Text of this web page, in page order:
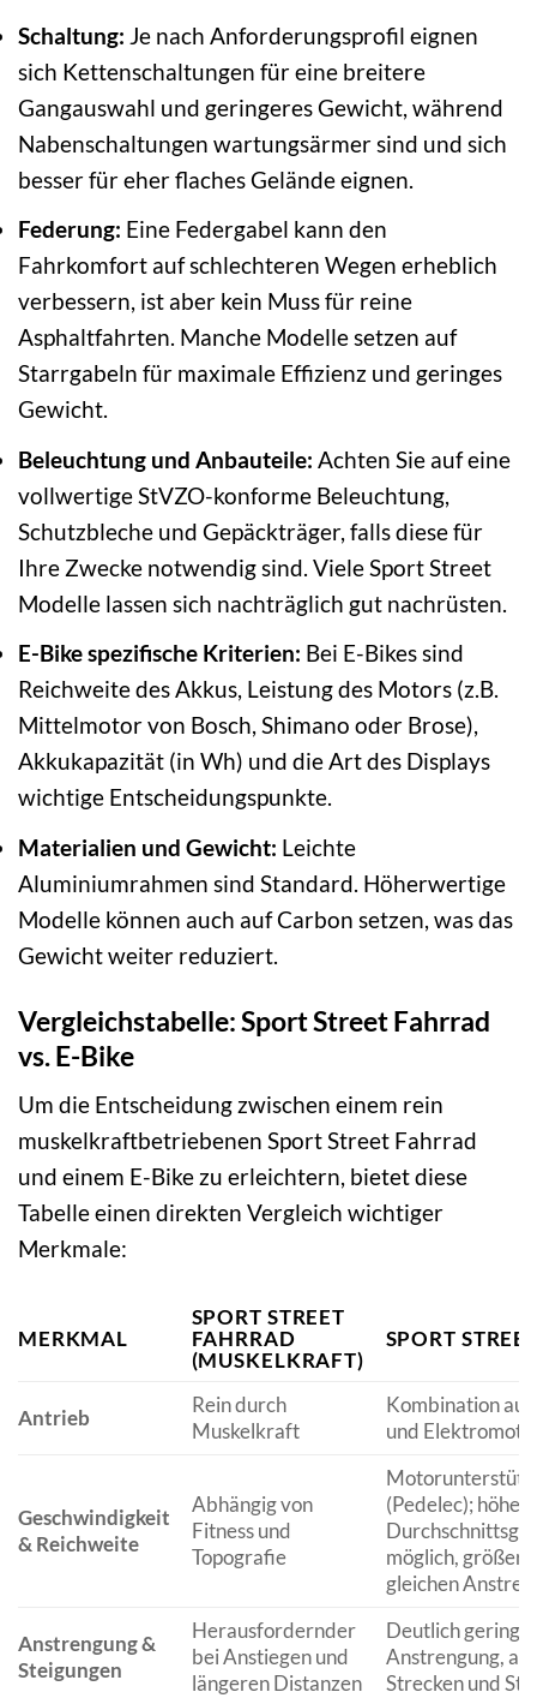
Schaltung: Je nach Anforderungsprofil eignen
sich Kettenschaltungen für eine breitere
Gangauswahl und geringeres Gewicht, während
Nabenschaltungen wartungsärmer sind und sich
besser für eher flaches Gelände eignen.
Federung: Eine Federgabel kann den
Fahrkomfort auf schlechteren Wegen erheblich
verbessern, ist aber kein Muss für reine
Asphaltfahrten. Manche Modelle setzen auf
Starrgabeln für maximale Effizienz und geringes
Gewicht.
Beleuchtung und Anbauteile: Achten Sie auf eine
vollwertige StVZO-konforme Beleuchtung,
Schutzbleche und Gepäckträger, falls diese für
Ihre Zwecke notwendig sind. Viele Sport Street
Modelle lassen sich nachträglich gut nachrüsten.
E-Bike spezifische Kriterien: Bei E-Bikes sind
Reichweite des Akkus, Leistung des Motors (z.B.
Mittelmotor von Bosch, Shimano oder Brose),
Akkukapazität (in Wh) und die Art des Displays
wichtige Entscheidungspunkte.
Materialien und Gewicht: Leichte
Aluminiumrahmen sind Standard. Höherwertige
Modelle können auch auf Carbon setzen, was das
Gewicht weiter reduziert.
Vergleichstabelle: Sport Street Fahrrad
vs. E-Bike
Um die Entscheidung zwischen einem rein
muskelkraftbetriebenen Sport Street Fahrrad
und einem E-Bike zu erleichtern, bietet diese
Tabelle einen direkten Vergleich wichtiger
Merkmale:
MERKMAL
SPORT STREET
FAHRRAD
(MUSKELKRAFT)
SPORT
Antrieb
Rein durch
Muskelkraft
Kombination
und
Geschwindigkeit
& Reichweite
Abhängig von
Fitness und
Topografie
(Pedelec);
möglich,
gleichen
Anstrengung &
Steigungen
Herausfordernder
bei Anstiegen und
längeren Distanzen
Deutlich
Anstrengung,
Strecken und